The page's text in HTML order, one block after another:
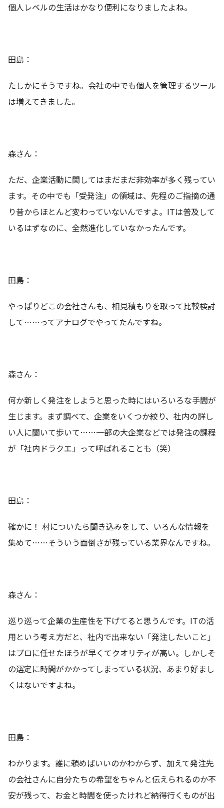
個人レベルの生活はかなり便利になりましたよね。
田島：
たしかにそうですね。会社の中でも個人を管理するツール
は増えてきました。
森さん：
ただ、企業活動に関してはまだまだ非効率が多く残ってい
ます。その中でも「受発注」の領域は、先程のご指摘の通
り昔からほとんど変わっていないんですよ。ITは普及して
いるはずなのに、全然進化していなかったんです。
田島：
やっぱりどこの会社さんも、相見積もりを取って比較検討
して……ってアナログでやってたんですね。
森さん：
何か新しく発注をしようと思った時にはいろいろな手間が
生じます。まず調べて、企業をいくつか絞り、社内の詳し
い人に聞いて歩いて……一部の大企業などでは発注の課程
が「社内ドラクエ」って呼ばれることも（笑）
田島：
確かに！ 村についたら聞き込みをして、いろんな情報を
集めて……そういう面倒さが残っている業界なんですね。
森さん：
巡り巡って企業の生産性を下げてると思うんです。ITの活
用という考え方だと、社内で出来ない「発注したいこと」
はプロに任せたほうが早くてクオリティが高い。しかしそ
の選定に時間がかかってしまっている状況、あまり好まし
くはないですよね。
田島：
わかります。誰に頼めばいいのかわからず、加えて発注先
の会社さんに自分たちの希望をちゃんと伝えられるのか不
安が残って、お金と時間を使ったけれど納得行くものが出